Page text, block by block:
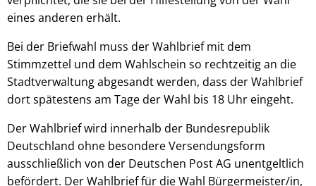
eines anderen erhält.
Bei der Briefwahl muss der Wahlbrief mit dem
Stimmzettel und dem Wahlschein so rechtzeitig an die
Stadtverwaltung abgesandt werden, dass der Wahlbrief
dort spätestens am Tage der Wahl bis 18 Uhr eingeht.
Der Wahlbrief wird innerhalb der Bundesrepublik
Deutschland ohne besondere Versendungsform
ausschließlich von der Deutschen Post AG unentgeltlich
befördert. Der Wahlbrief für die Wahl Bürgermeister/in,